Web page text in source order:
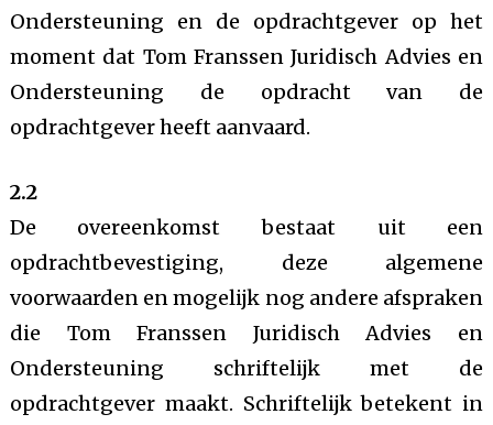
Ondersteuning en de opdrachtgever op het
moment dat Tom Franssen Juridisch Advies en
Ondersteuning de opdracht van de
opdrachtgever heeft aanvaard.
2.2
De overeenkomst bestaat uit een
opdrachtbevestiging, deze algemene
voorwaarden en mogelijk nog andere afspraken
die Tom Franssen Juridisch Advies en
Ondersteuning schriftelijk met de
opdrachtgever maakt. Schriftelijk betekent in